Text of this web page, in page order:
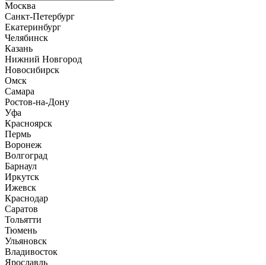
Москва
Санкт-Петербург
Екатеринбург
Челябинск
Казань
Нижний Новгород
Новосибирск
Омск
Самара
Ростов-на-Дону
Уфа
Красноярск
Пермь
Воронеж
Волгоград
Барнаул
Иркутск
Ижевск
Краснодар
Саратов
Тольятти
Тюмень
Ульяновск
Владивосток
Ярославль